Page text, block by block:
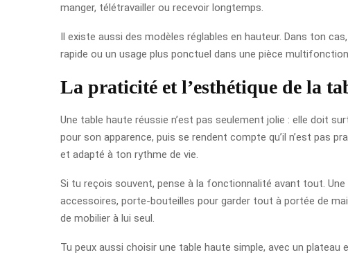
manger, télétravailler ou recevoir longtemps.
Il existe aussi des modèles réglables en hauteur. Dans ton
rapide ou un usage plus ponctuel dans une pièce
La praticité et l’esthétique de la
Une table haute réussie n’est pas seulement jolie : elle doit
pour son apparence, puis se rendent compte qu’il n’est pas
et adapté à ton rythme de vie.
Si tu reçois souvent, pense à la fonctionnalité avant tout.
accessoires, porte-bouteilles pour garder tout à portée de
de mobilier à lui seul.
Tu peux aussi choisir une table haute simple, avec un